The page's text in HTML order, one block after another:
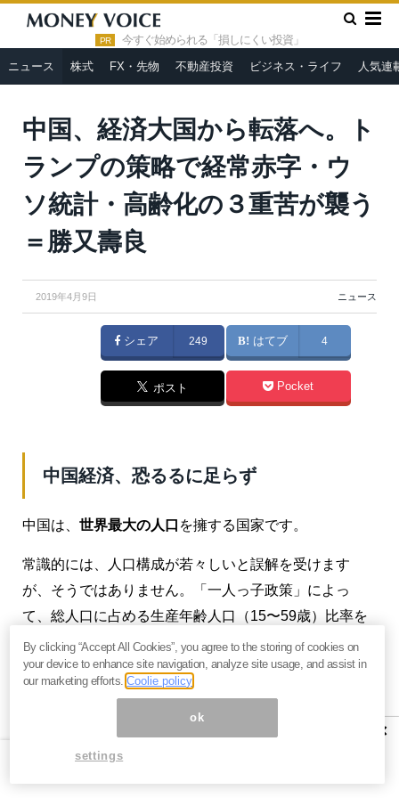
PR 今すぐ始められる「損しにくい投資」
ニュース 株式 FX・先物 不動産投資 ビジネス・ライフ 人気連
HOME » ニュース »
中国、経済大国から転落へ。トランプの策
略で経常赤字・ウソ統計・高齢化の３重苦が襲う＝勝又壽良
中国、経済大国から転落へ。ト
ランプの策略で経常赤字・ウ
ソ統計・高齢化の３重苦が襲う
＝勝又壽良
2019年4月9日 ニュース
シェア 249 はてブ 4
ポスト Pocket
中国経済、恐るるに足らず
中国は、 世界最大の人口 を擁する国家です。
常識的には、人口構成が若々しいと誤解を受けます
が、そうではありません。「一人っ子政策」によっ
て、総人口に占める生産年齢人口（15〜59歳）比率を
高め、経済成長を促進しました。一方では、それが逆
効果になって「合計特殊出生率」（1人の女性が生涯に
生む子どもの数）を劇的に引き下げ
中国経済の命取りになってきました。
中国政府は、あまりの急落に危機感を覚えて現在、
表を取り止めています。2015年の合計特殊出生率
×
By clicking “Accept All Cookies”, you agree to the storing of cookies on
your device to enhance site navigation, analyze site usage, and assist in
our marketing efforts.Coolie policy
ok
settings